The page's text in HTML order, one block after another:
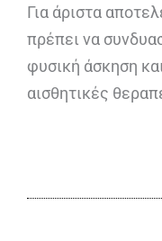
Για άριστα
πρέπει να
φυσική άσκηση
αισθητικές